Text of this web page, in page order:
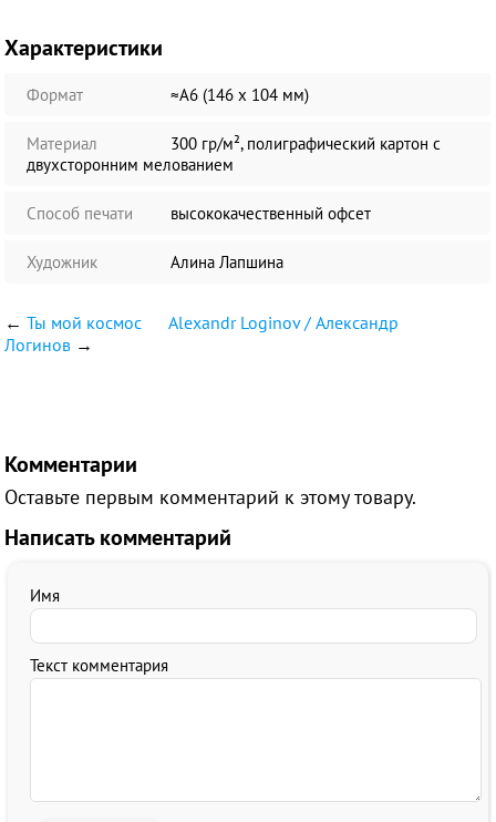
Характеристики
Формат ≈А6 (146 х 104 мм)
Материал
300 гр/м², полиграфический картон с
двухсторонним мелованием
Способ печати высококачественный офсет
Художник Алина Лапшина
←Ты мой космос
Alexandr Loginov / Александр
Логинов →
Комментарии
Оставьте первым комментарий к этому товару.
Написать комментарий
Имя
Текст комментария